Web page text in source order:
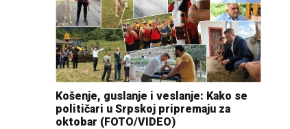
Košenje, guslanje i veslanje: Kako se
političari u Srpskoj pripremaju za
oktobar (FOTO/VIDEO)